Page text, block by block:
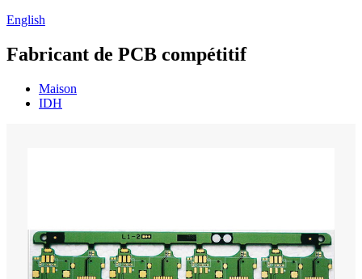
English
Fabricant de PCB compétitif
Maison
IDH